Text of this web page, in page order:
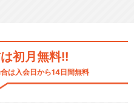
初月無料!!
は入会日から14日間無料